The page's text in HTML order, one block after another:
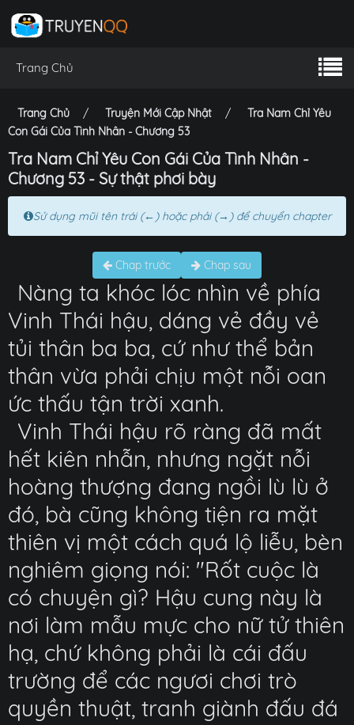
Trang Chủ
Trang Chủ Truyện Mới Cập Nhật
Tra Nam Chỉ Yêu
Con Gái Của Tình Nhân - Chương 53
Tra Nam Chỉ Yêu Con Gái Của Tình Nhân -
Chương 53 - Sự thật phơi bày
Sử dụng mũi tên trái (←) hoặc phải (→) để chuyển chapter
Chap trước Chap sau
Nàng ta khóc lóc nhìn về phía
Vinh Thái hậu, dáng vẻ đầy vẻ
tủi thân ba ba, cứ như thể bản
thân vừa phải chịu một nỗi oan
ức thấu tận trời xanh.
Vinh Thái hậu rõ ràng đã mất
hết kiên nhẫn, nhưng ngặt nỗi
hoàng thượng đang ngồi lù lù ở
đó, bà cũng không tiện ra mặt
thiên vị một cách quá lộ liễu, bèn
nghiêm giọng nói: "Rốt cuộc là
có chuyện gì? Hậu cung này là
nơi làm mẫu mực cho nữ tử thiên
hạ, chứ không phải là cái đấu
trường để các ngươi chơi trò
quyền thuật, tranh giành đấu đá